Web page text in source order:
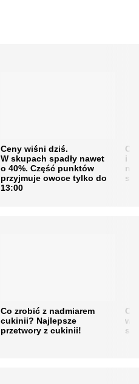
Ceny wiśni dziś.
W skupach spadły nawet
o 40%. Część punktów
przyjmuje owoce tylko do
13:00
i
Co zrobić z nadmiarem
cukinii? Najlepsze
przetwory z cukinii!
w